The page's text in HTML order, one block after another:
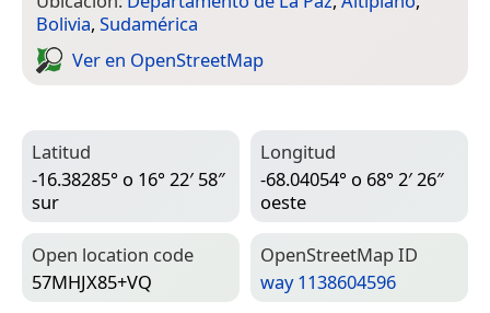
Bolivia, Sudamérica
Ver en Open­Street­Map
Latitud
-16.38285° o 16° 22′ 58″
sur
Longitud
-68.04054° o 68° 2′ 26″
oeste
Open location code
57MHJX85+VQ
Open­Street­Map ID
way 1138604596